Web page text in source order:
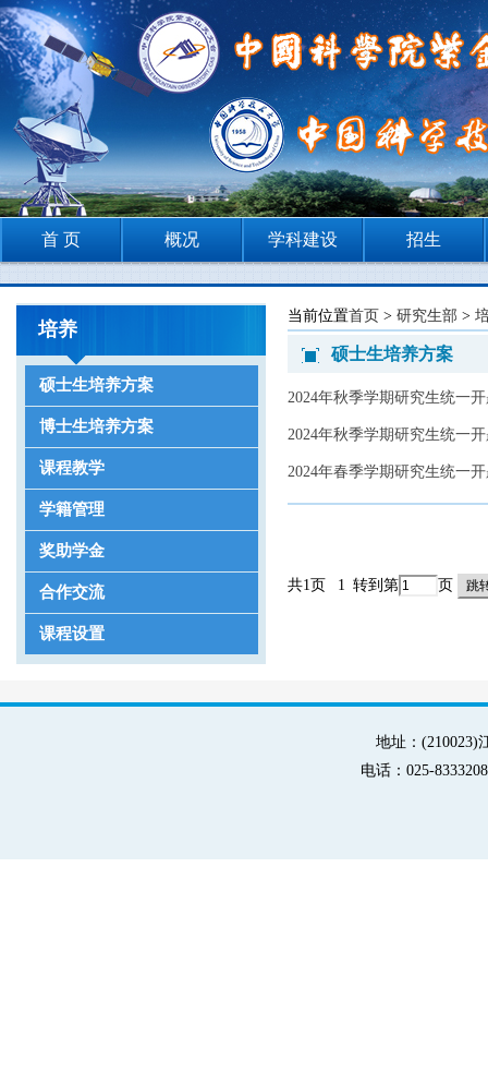
首 页 概况 学科建设 招生
培养
硕士生培养方案
博士生培养方案
课程教学
学籍管理
奖助学金
合作交流
课程设置
当前位置首页 > 研究生部 >
硕士生培养方案
2024年秋季学期研究生统一
2024年秋季学期研究生统一
2024年春季学期研究生统一
共1页 1 转到第 页
地址：(210023)
电话：025-